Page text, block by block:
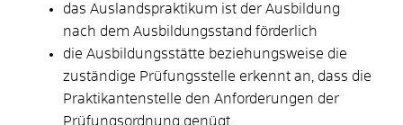
das Auslandspraktikum ist der Ausbildung
nach dem Ausbildungsstand förderlich
die Ausbildungsstätte beziehungsweise die
zuständige Prüfungsstelle erkennt an, dass die
Praktikantenstelle den Anforderungen der
Prüfungsordnung genügt.